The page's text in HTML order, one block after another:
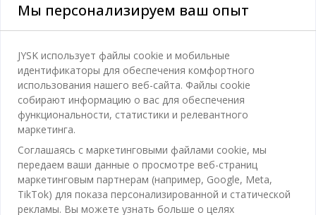
Категории
Спальня
Ванная
Кабинет
Гостиная
Отдел обслуживания клиентов
Контакты службы поддержки клиентов
Магазины и часы работы
Акции
JYSK
Про JYSK
Мы персонализируем ваш опыт
JYSK использует файлы cookie и мобильные
идентификаторы для обеспечения комфортного
использования нашего веб-сайта. Файлы cookie
собирают информацию о вас для обеспечения
функциональности, статистики и релевантного
маркетинга.
Соглашаясь с маркетинговыми файлами cookie, мы
передаем ваши данные о просмотре веб-страниц
маркетинговым партнерам (например, Google, Meta,
TikTok) для показа персонализированной и статической
рекламы. Вы можете узнать больше о целях